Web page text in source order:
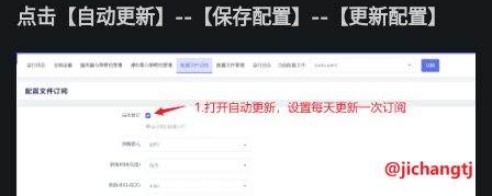
点击【自动更新】--【保存配置】--【更新配置】